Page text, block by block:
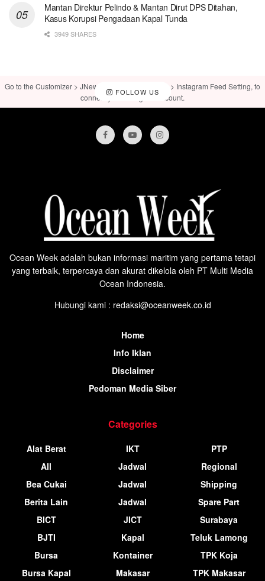
Mantan Direktur Pelindo & Mantan Dirut DPS Ditahan,
Kasus Korupsi Pengadaan Kapal Tunda
3949 SHARES
FOLLOW US
Go to the Customizer > JNews : Social, Like & View > Instagram Feed Setting, to
connect your Instagram account.
Ocean Week adalah bukan informasi maritim yang pertama tetapi
yang terbaik, terpercaya dan akurat dikelola oleh PT Multi Media
Ocean Indonesia.
Hubungi kami : redaksi@oceanweek.co.id
Home
Info Iklan
Disclaimer
Pedoman Media Siber
Categories
Alat Berat
All
Bea Cukai
Berita Lain
BICT
BJTI
Bursa
Bursa Kapal
IKT
Jadwal
Jadwal
Jadwal
JICT
Kapal
Kontainer
Makasar
PTP
Regional
Shipping
Spare Part
Surabaya
Teluk Lamong
TPK Koja
TPK Makasar